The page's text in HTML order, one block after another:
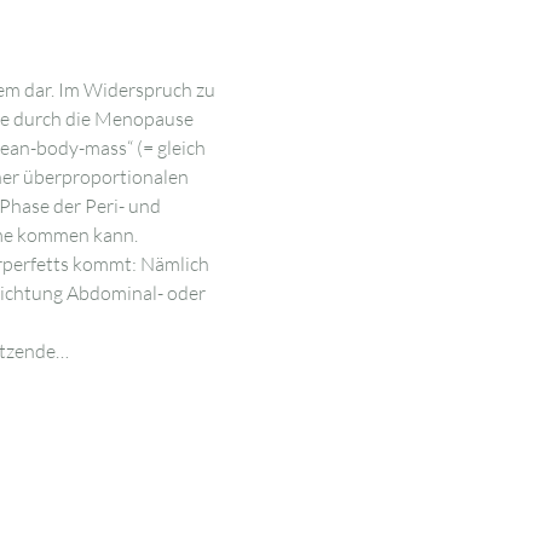
dar. Im Widerspruch zu
durch die Menopause
body-mass“ (= gleich
überproportionalen
der Peri- und
kommen kann.
kommt: Nämlich
Abdominal- oder